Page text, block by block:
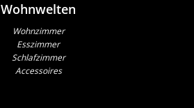
Wohnwelten
Wohnzimmer
Esszimmer
Schlafzimmer
Accessoires